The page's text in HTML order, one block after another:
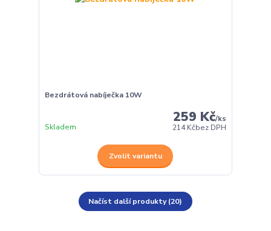
Bezdrátová nabíječka 10W
259 Kč/ks
214 Kčbez DPH
Skladem
Zvolit variantu
Načíst další produkty (20)